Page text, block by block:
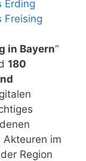
Erding
Freising
in Bayern“
180
Akteuren im
Region